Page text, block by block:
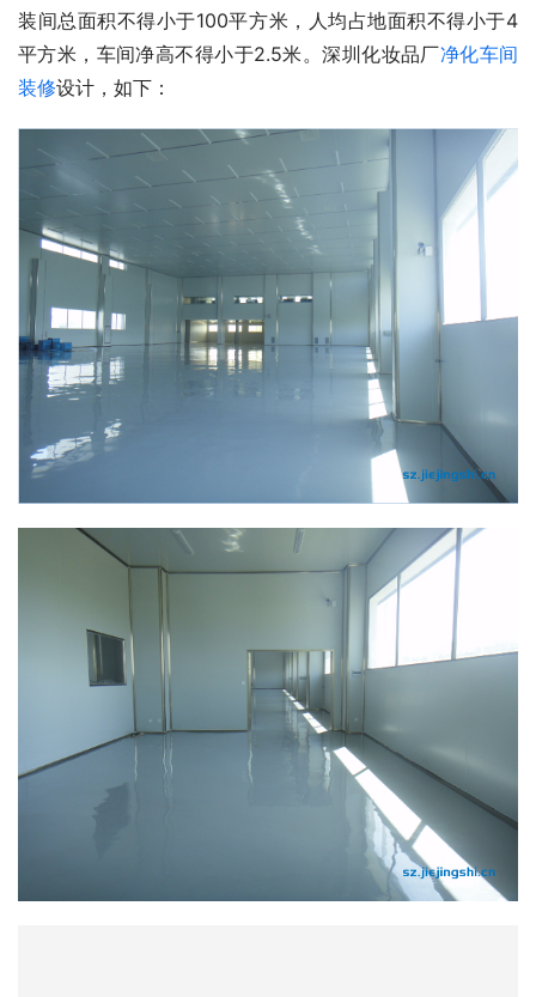
装间总面积不得小于100平方米，人均占地面积不得小于4
平方米，车间净高不得小于2.5米。深圳化妆品厂净化车间
装修设计，如下：